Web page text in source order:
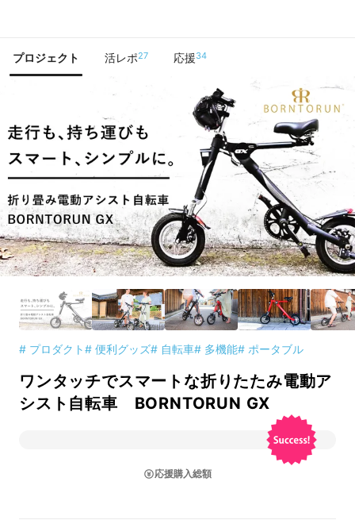
プロジェクト 活レポ27 応援34
# プロダクト# 便利グッズ# 自転車# 多機能# ポータブル
ワンタッチでスマートな折りたたみ電動ア
シスト自転車 BORNTORUN GX
応援購入総額